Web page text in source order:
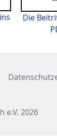
Die
e.V. 2026